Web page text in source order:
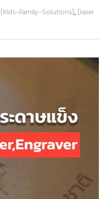
[Kids-Family-Solutions],[laser